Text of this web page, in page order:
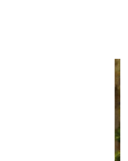
с раскидаями*, другой
приметой прошлой